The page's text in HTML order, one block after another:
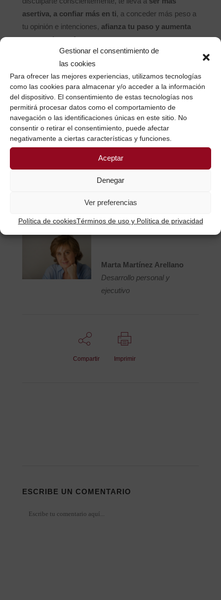
Gestionar el consentimiento de
las cookies
Para ofrecer las mejores experiencias, utilizamos tecnologías
como las cookies para almacenar y/o acceder a la información
del dispositivo. El consentimiento de estas tecnologías nos
permitirá procesar datos como el comportamiento de
navegación o las identificaciones únicas en este sitio. No
consentir o retirar el consentimiento, puede afectar
negativamente a ciertas características y funciones.
Aceptar
Denegar
Ver preferencias
Política de cookiesTérminos de uso y Política de privacidad
asertiva, a confiar más en ti, a conceder más peso a
tu opinión e intenciones, afianza tu paso y aumenta
tu zona de confort.
No consuela saber que nos pasa a muchas… pero el
hecho de que sea algo tan generalizado ha llevado a la
creación de una APP que descubrí trabajando con una
mujer de habla inglesa:Just NOT Sorry, una aplicación
que revisa tu escrito (sólo en inglés, de momento) y te
marca las veces que has pedido disculpas para que
verifiques si REALMENTE precisas disculparte
Así que mientras espero a su versión en castellano (o
para la vida real fuera de lo digital), me he puesto una
actividad cotidiana.Puedo asegurarte que
Marta Martínez Arellano
Desarrollo personal y
ejecutivo
Compartir Imprimir
ESCRIBE UN COMENTARIO